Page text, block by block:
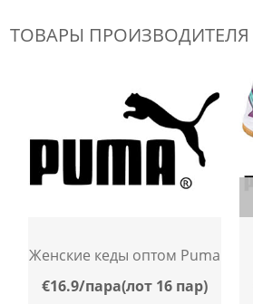
ТОВАРЫ ПРОИЗВОДИТЕЛЯ
Женские кеды оптом Puma
€16.9/пара(лот 16 пар)